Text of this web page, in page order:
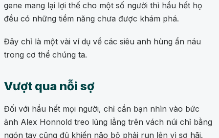
gene mang lại lợi thế cho một số người thì hầu hết họ
đều có những tiềm năng chưa được khám phá.
Đây chỉ là một vài ví dụ về các siêu anh hùng ẩn náu
trong cơ thể chúng ta.
Vượt qua nỗi sợ
Đối với hầu hết mọi người, chỉ cần bạn nhìn vào bức
ảnh Alex Honnold treo lủng lẳng trên vách núi chỉ bằng
ngón tay cũng đủ khiến não bộ phải run lên vì sợ hãi.